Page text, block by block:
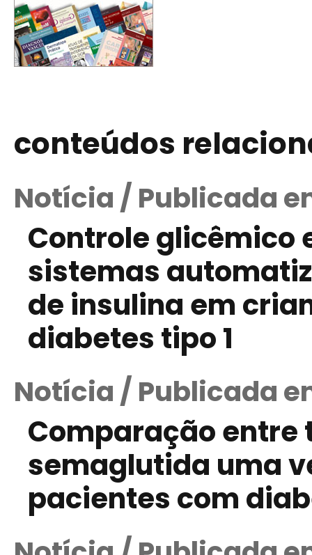
conteúdos
Notícia / Publicada
Controle glicêmico
sistemas
de insulina em
diabetes tipo 1
Notícia / Publicada
Comparação entre
semaglutida uma
pacientes com